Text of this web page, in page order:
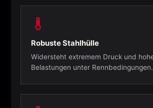
Robuste Stahlhülle
Widersteht extremem Druck und
Belastungen unter Rennbedingungen.